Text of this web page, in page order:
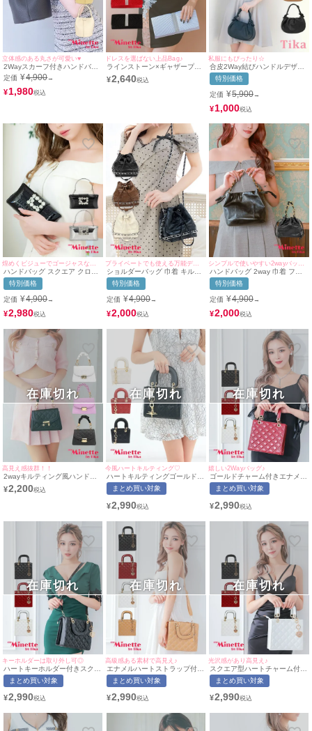
立体感のある丸さが可愛い♥
2Wayスカーフ付きハンドバッ
グ
定価 ¥4,900→
¥1,980
ドレスを選ばない上品Bag♪
ラインストーン×ギャザープリ
ーツ2wayクラッチバッグ
¥2,640
私服にもぴったり☆
合皮2Way結びハンドルデザイ
ンハンドミニバッグ
特別価格
定価 ¥5,900→
¥1,000
ハンドバッグ スクエア クロコ
ダイル調 バックルビジュー チ
ェーン 2Way
特別価格
定価 ¥4,900→
¥2,980
プライベートでも使える万能デザイン♡
ショルダーバッグ 巾着 キルテ
ィング シルバーチェーン
特別価格
定価 ¥4,900→
¥2,000
ハンドバッグ 2way 巾着 フェ
イクレザー ゴールドチェーン
ハンドル
特別価格
定価 ¥4,900→
¥2,000
高見え感抜群！！
2wayキルティング風ハンドミ
ニバッグ
¥2,200
在庫切れ
今風ハートキルティング♡
ハートキルティングゴールドチ
ェーンレザーバッグ
まとめ買い対象
¥2,990
在庫切れ
嬉しい2Wayバッグ♪
ゴールドチャーム付きエナメル
2wayハンドプチプラミニバッ
グ[myMinette/マイミネット]
まとめ買い対象
¥2,990
在庫切れ
キーホルダーは取り外し可◎
ハートキーホルダー付きスクエ
ア2wayハンドプチプラミニバ
ッグ[myMinette/マイミネット]
まとめ買い対象
¥2,990
在庫切れ
高級感ある素材で高見え♪
エナメルハートストラップ付き
2wayハンドプチプラミニバッ
グ[myMinette/マイミネット]
まとめ買い対象
¥2,990
在庫切れ
光沢感があり高見え♪
スクエア型ハートチャーム付き
2wayハンドプチプラミニバッ
グ[myMinette/マイミネット]
まとめ買い対象
¥2,990
在庫切れ